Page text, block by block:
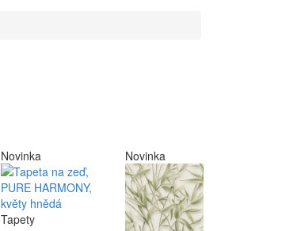
Novinka
Tapety
Novinka